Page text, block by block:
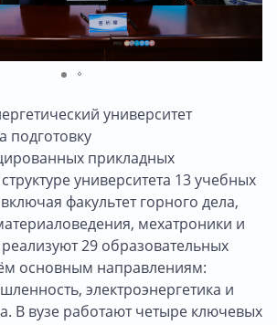
университет
подготовку
прикладных
университета 13 учебных
факультет горного дела,
мехатроники и
29 образовательных
основным направлениям:
электроэнергетика и
В вузе работают четыре ключевых